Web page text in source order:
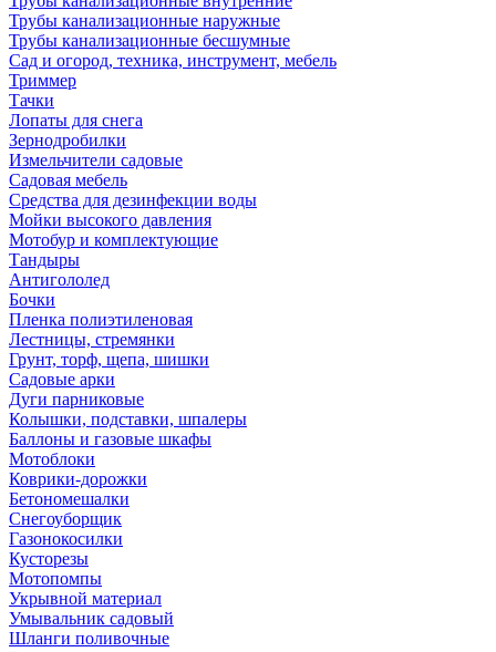
Трубы канализационные наружные
Трубы канализационные бесшумные
Сад и огород, техника, инструмент, мебель
Триммер
Тачки
Лопаты для снега
Зернодробилки
Измельчители садовые
Садовая мебель
Средства для дезинфекции воды
Мойки высокого давления
Мотобур и комплектующие
Тандыры
Антигололед
Бочки
Пленка полиэтиленовая
Лестницы, стремянки
Грунт, торф, щепа, шишки
Садовые арки
Дуги парниковые
Колышки, подставки, шпалеры
Баллоны и газовые шкафы
Мотоблоки
Коврики-дорожки
Бетономешалки
Снегоуборщик
Газонокосилки
Кусторезы
Мотопомпы
Укрывной материал
Умывальник садовый
Шланги поливочные